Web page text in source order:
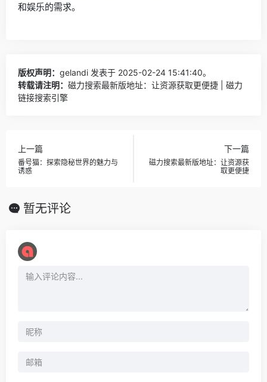
和娱乐的需求。
版权声明： gelandi 发表于 2025-02-24 15:41:40。
转载请注明： 磁力搜索最新版地址：让资源获取更便捷 | 磁力
链接搜索引擎
上一篇
番号猫：探索隐秘世界的魅力与
诱惑
下一篇
磁力搜索最新版地址：让资源获
取更便捷
暂无评论